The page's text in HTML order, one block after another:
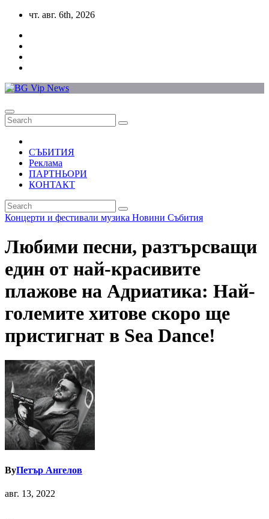
Skip
content
чт. авг. 6th, 2026
СЪБИТИЯ
Реклама
ПАРТНЬОРИ
КОНТАКТ
Концерти и фестивали музика Новини Събития
Любими песни, разтърсващи
един от най-красивите
плажове на Адриатика: Най-
големите хитове скоро ще
пристигнат в Sea Dance!
ByПетър Ангелов
авг. 13, 2022